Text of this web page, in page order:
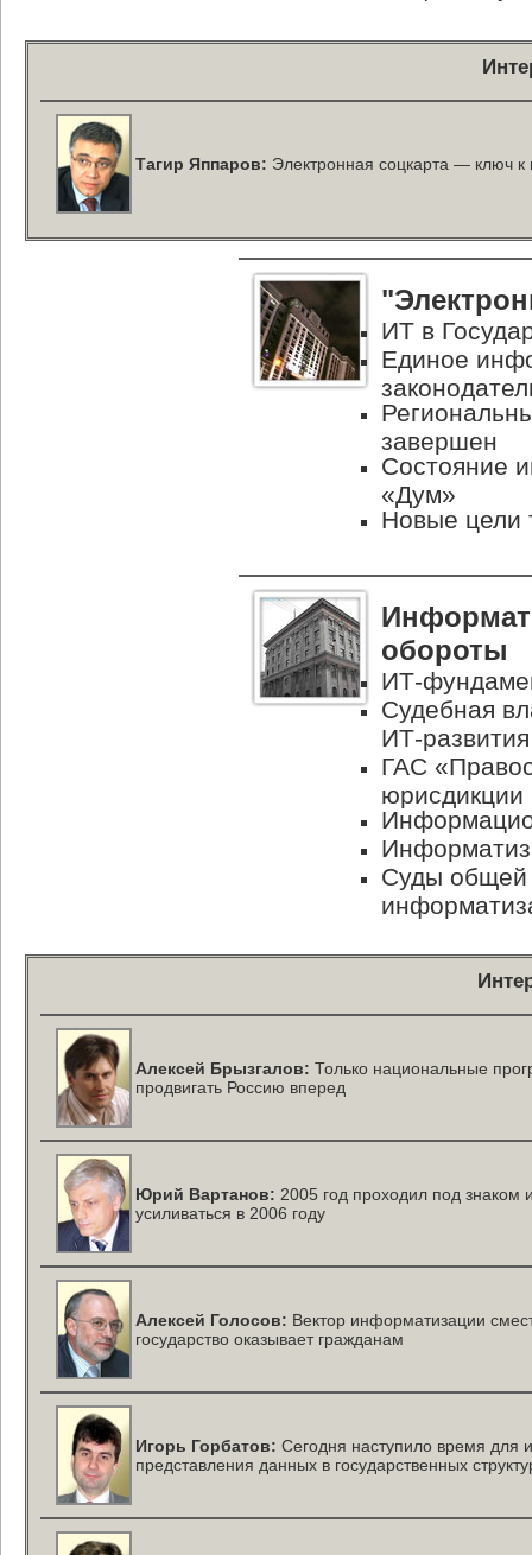
Тагир Яппаров: Электронная соцкарта — ключ к
ИТ в
Единое
завершен
Состояние
«Дум»
Новые цели
обороты
ИТ-
Судебная
ИТ-развития
ГАС
юрисдикции
Суды
Алексей Брызгалов: Только национальные
продвигать Россию вперед
Юрий Вартанов: 2005 год проходил под знаком
усиливаться в 2006 году
Алексей Голосов: Вектор информатизации
государство оказывает гражданам
Игорь Горбатов: Сегодня наступило время для
представления данных в государственных